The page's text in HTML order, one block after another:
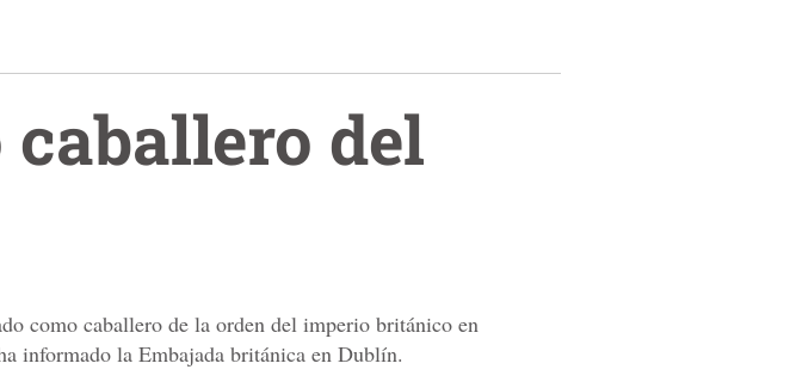
del
como caballero de la orden del imperio británico en
informado la Embajada británica en Dublín.